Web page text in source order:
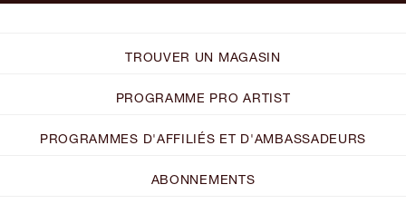
TROUVER UN MAGASIN
PROGRAMME PRO ARTIST
PROGRAMMES D'AFFILIÉS ET D'AMBASSADEURS
ABONNEMENTS